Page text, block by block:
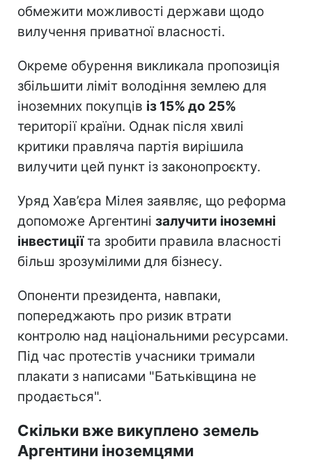
обмежити можливості держави щодо
вилучення приватної власності.
Окреме обурення викликала пропозиція
збільшити ліміт володіння землею для
іноземних покупців із 15% до 25%
території країни. Однак після хвилі
критики правляча партія вирішила
вилучити цей пункт із законопроєкту.
Уряд Хав’єра Мілея заявляє, що реформа
допоможе Аргентині залучити іноземні
інвестиціїта зробити правила власності
більш зрозумілими для бізнесу.
Опоненти президента, навпаки,
попереджають про ризик втрати
контролю над національними ресурсами.
Під час протестів учасники тримали
плакати з написами "Батьківщина не
продається".
Скільки вже викуплено земель
Аргентини іноземцями